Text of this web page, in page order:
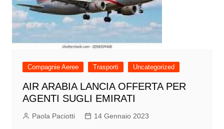
Compagnie Aeree Trasporti Uncategorized
AIR ARABIA LANCIA OFFERTA PER
AGENTI SUGLI EMIRATI
Paola Paciotti 14 Gennaio 2023